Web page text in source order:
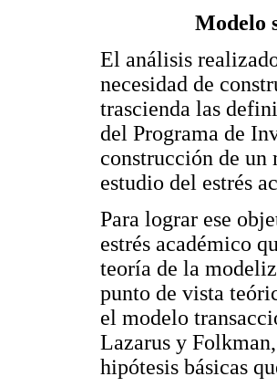
Modelo
El análisis
necesidad de
trascienda las
del Programa de
construcción de un
estudio del estrés
Para lograr ese
estrés académico
teoría de la
punto de vista
el modelo
Lazarus y
hipótesis básicas